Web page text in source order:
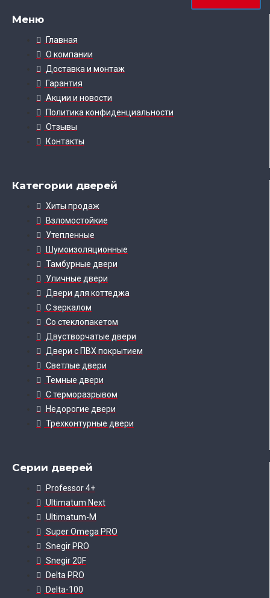
Меню
Главная
О компании
Доставка и монтаж
Гарантия
Акции и новости
Политика конфиденциальности
Отзывы
Контакты
Категории дверей
Хиты продаж
Взломостойкие
Утепленные
Шумоизоляционные
Тамбурные двери
Уличные двери
Двери для коттеджа
С зеркалом
Со стеклопакетом
Двустворчатые двери
Двери с ПВХ покрытием
Светлые двери
Темные двери
С терморазрывом
Недорогие двери
Трехконтурные двери
Серии дверей
Professor 4+
Ultimatum Next
Ultimatum-M
Super Omega PRO
Snegir PRO
Snegir 20F
Delta PRO
Delta-100